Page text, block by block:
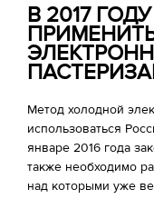
В 2017
Метод холодной
использоваться
январе 2016 года
также необходимо
над которыми уже